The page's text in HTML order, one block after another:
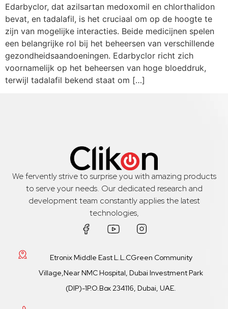
Edarbyclor, dat azilsartan medoxomil en chlorthalidon
bevat, en tadalafil, is het cruciaal om op de hoogte te
zijn van mogelijke interacties. Beide medicijnen spelen
een belangrijke rol bij het beheersen van verschillende
gezondheidsaandoeningen. Edarbyclor richt zich
voornamelijk op het beheersen van hoge bloeddruk,
terwijl tadalafil bekend staat om […]
We fervently strive to surprise you with amazing products
to serve your needs. Our dedicated research and
development team constantly applies the latest
technologies,
Etronix Middle East L.L.CGreen Community
Village,Near NMC Hospital, Dubai Investment Park
(DIP)-1P.O.Box 234116, Dubai, UAE.